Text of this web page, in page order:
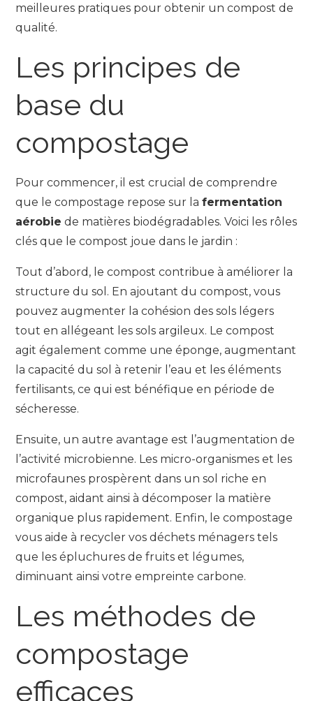
meilleures pratiques pour obtenir un compost de
qualité.
Les principes de
base du
compostage
Pour commencer, il est crucial de comprendre
que le compostage repose sur lafermentation
aérobie de matières biodégradables. Voici les rôles
clés que le compost joue dans le jardin :
Tout d’abord, le compost contribue à améliorer la
structure du sol. En ajoutant du compost, vous
pouvez augmenter la cohésion des sols légers
tout en allégeant les sols argileux. Le compost
agit également comme une éponge, augmentant
la capacité du sol à retenir l’eau et les éléments
fertilisants, ce qui est bénéfique en période de
sécheresse.
Ensuite, un autre avantage est l’augmentation de
l’activité microbienne. Les micro-organismes et les
microfaunes prospèrent dans un sol riche en
compost, aidant ainsi à décomposer la matière
organique plus rapidement. Enfin, le compostage
vous aide à recycler vos déchets ménagers tels
que les épluchures de fruits et légumes,
diminuant ainsi votre empreinte carbone.
Les méthodes de
compostage
efficaces